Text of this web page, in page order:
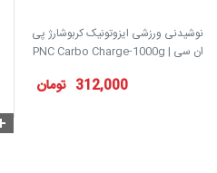
نوشیدنی ورزشی ایزوتونیک کربوشارژ پی
ان سی | PNC Carbo Charge-1000g
تومان 312,000